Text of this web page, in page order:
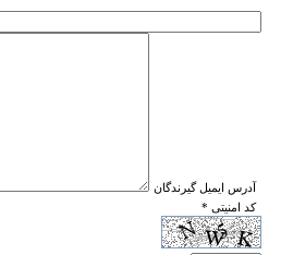
* آدرس ايميل گيرندگان
* کد امنیتی